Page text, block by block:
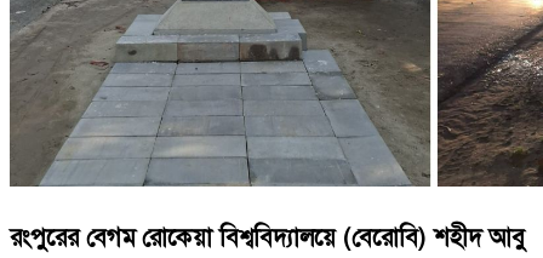
রংপুরের বেগম রোকেয়া বিশ্ববিদ্যালয়ে (বেরোবি) শহীদ আবু